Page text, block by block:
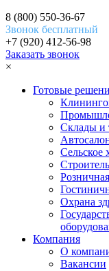
8 (800) 550-36-67
Звонок бесплатный
+7 (920) 412-56-98
Заказать звонок
×
Готовые
Склады и
Сельское
Охрана
Компания
О
Вакансии